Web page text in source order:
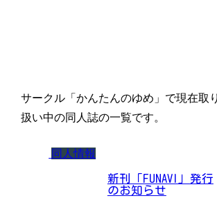
サークル「かんたんのゆめ」で現在取り
扱い中の同人誌の一覧です。
同人情報
新刊「FUNAVI」発行
のお知らせ